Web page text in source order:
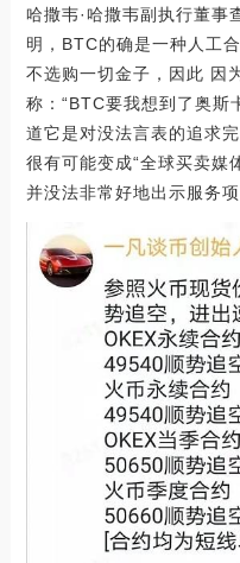
哈撒韦·哈撒韦副执行董
明，BTC的确是一种人工
不选购一切金子，因此 因
称：“BTC要我想到了奥斯
道它是对没法言表的追求
很有可能变成“全球买卖媒
并没法非常好地出示服务项